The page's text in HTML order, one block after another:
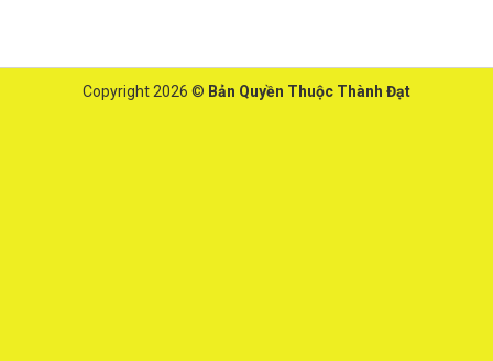
Copyright 2026 © Bản Quyền Thuộc Thành Đạt